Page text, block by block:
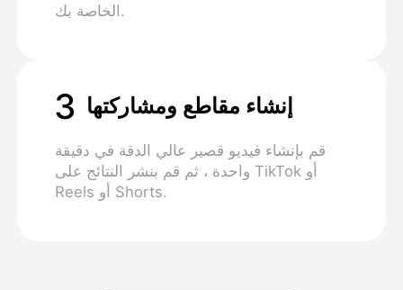
الخاصة بك.
3 إنشاء مقاطع ومشاركتها
قم بإنشاء فيديو قصير عالي الدقة في دقيقة
واحدة ، ثم قم بنشر النتائج على TikTok أو
Reels أو Shorts.